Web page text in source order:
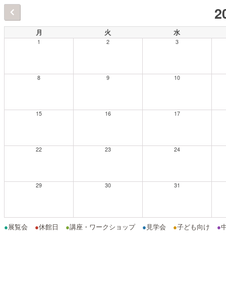
月 火 水
1 2 3
8 9 10
15 16 17
22 23 24
29 30 31
●展覧会 ●休館日 ●講座・ワークショップ ● 見学会 ●子ども向け ●